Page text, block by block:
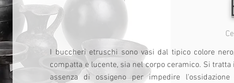
I buccheri etruschi sono vasi dal tipico colore
compatta e lucente, sia nel corpo ceramico. Si
assenza di ossigeno per impedire